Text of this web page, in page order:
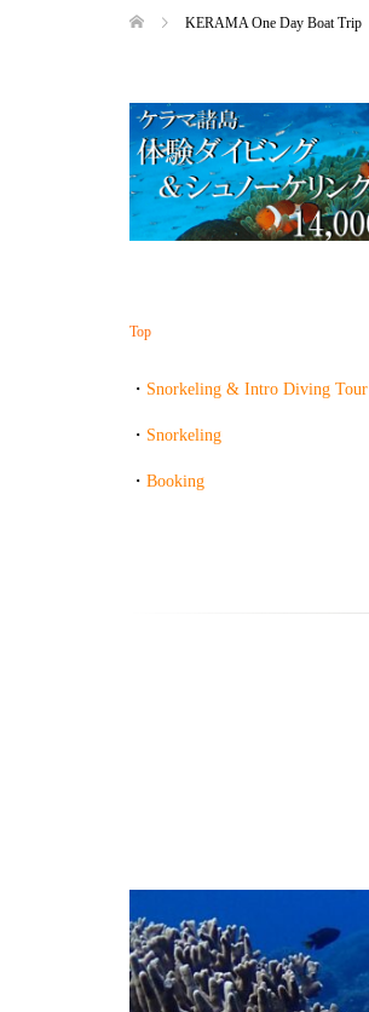
KERAMA One Day Boat Trip
Top
・ Snorkeling & Intro Diving Tour
・ Snorkeling
・ Booking